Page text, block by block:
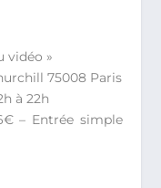
vidéo »
75008 Paris
à 22h
– Entrée simple